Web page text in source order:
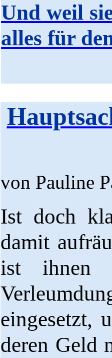
Und weil
alles für
von Pauline
Ist doch
damit
ist ihnen
eingesetzt,
deren Geld